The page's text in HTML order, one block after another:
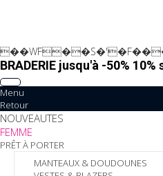
BRADERIE jusqu'à -50%
Menu
Retour
NOUVEAUTES
FEMME
PRÊT À PORTER
MANTEAUX & DOUDOUNES